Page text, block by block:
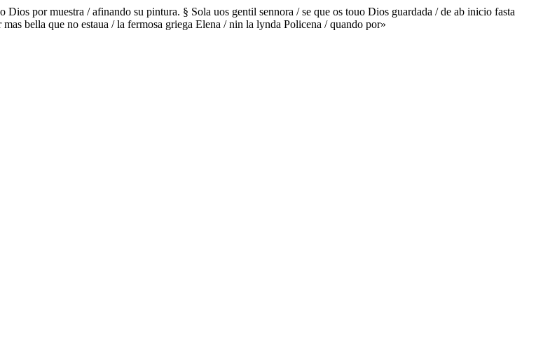
por muestra / afinando su pintura. § Sola uos gentil sennora / se que os touo Dios guardada / de ab inicio fasta
bella que no estaua / la fermosa griega Elena / nin la lynda Policena / quando por»